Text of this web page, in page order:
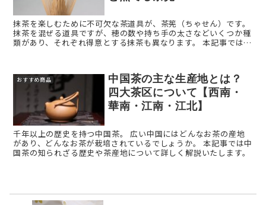
抹茶を楽しむために不可欠な茶道具が、茶筅（ちゃせん）です。
抹茶を混ぜる道具ですが、穂の数や持ち手の太さなどいくつか種
類があり、それぞれ得意とする抹茶も異なります。 本記事では、
おすすめ商品
中国茶の主な生産地とは？
四大茶区について【西南・
華南・江南・江北】
千年以上の歴史を持つ中国茶。 広い中国にはどんなお茶の産地
があり、どんなお茶が栽培されているでしょうか。 本記事では中
国茶の知られざる歴史や茶産地について詳しく解説いたします。